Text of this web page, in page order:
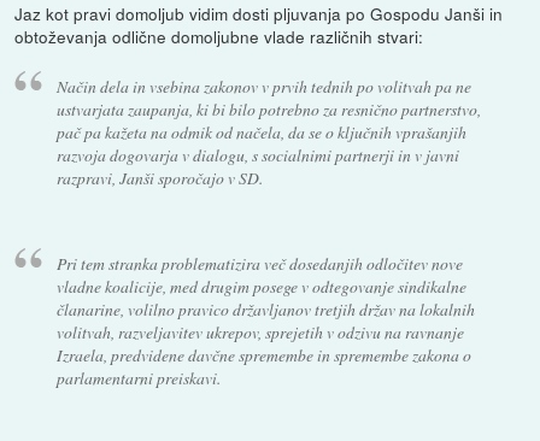
Jaz kot pravi domoljub vidim dosti pljuvanja po Gospodu Janši in
obtoževanja odlične domoljubne vlade različnih stvari:
Način dela in vsebina zakonov v prvih tednih po volitvah pa ne
ustvarjata zaupanja, ki bi bilo potrebno za resnično partnerstvo,
pač pa kažeta na odmik od načela, da se o ključnih vprašanjih
razvoja dogovarja v dialogu, s socialnimi partnerji in v javni
razpravi, Janši sporočajo v SD.
Pri tem stranka problematizira več dosedanjih odločitev nove
vladne koalicije, med drugim posege v odtegovanje sindikalne
članarine, volilno pravico državljanov tretjih držav na lokalnih
volitvah, razveljavitev ukrepov, sprejetih v odzivu na ravnanje
Izraela, predvidene davčne spremembe in spremembe zakona o
parlamentarni preiskavi.